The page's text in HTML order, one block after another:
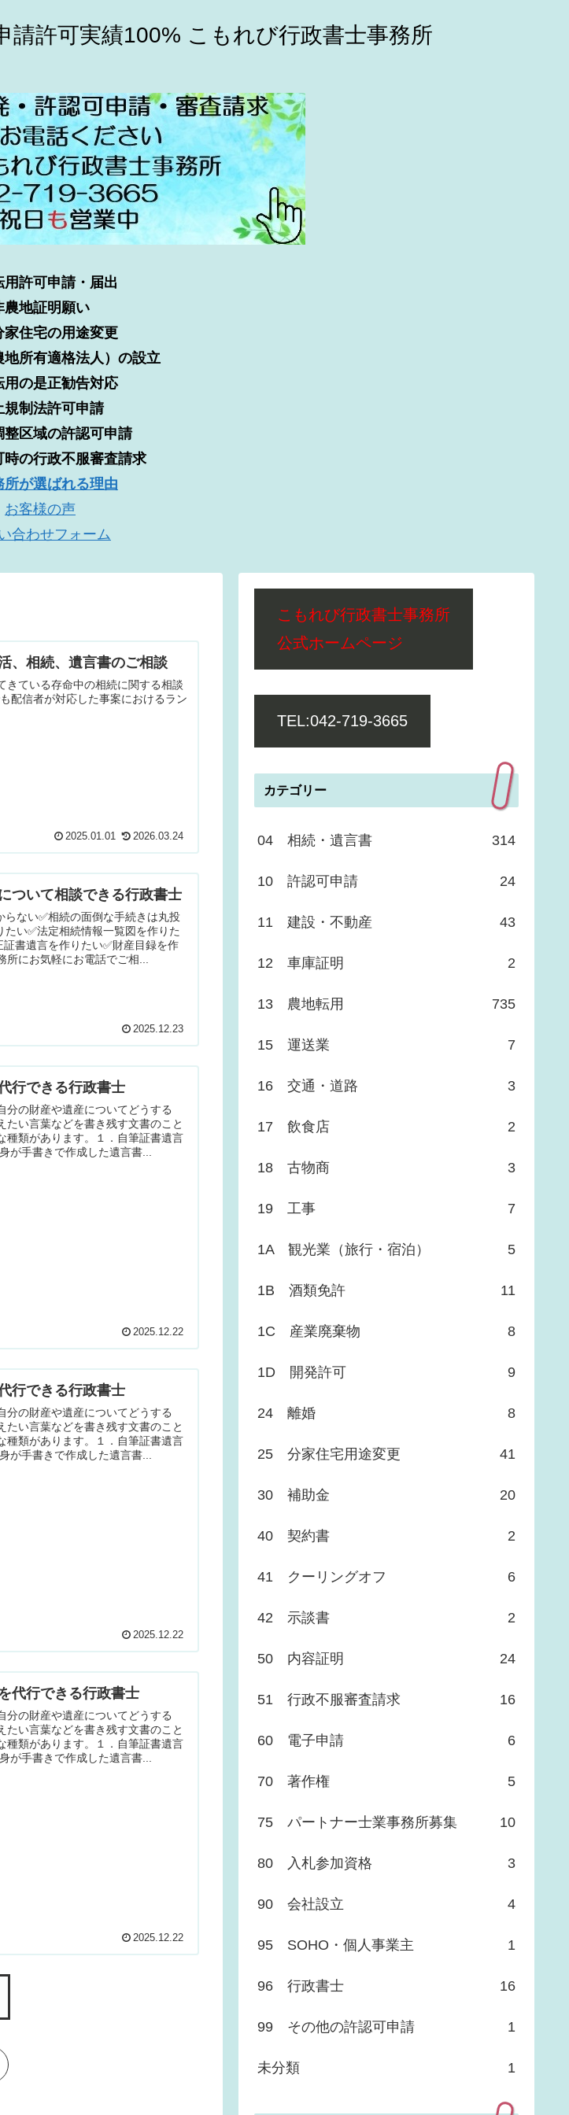
請許可実績100% こもれび行政書士事務所
用許可申請・届出
農地証明願い
家住宅の用途変更
地所有適格法人）の設立
用の是正勧告対応
規制法許可申請
整区域の許認可申請
時の行政不服審査請求
所が選ばれる理由
お客様の声
合わせフォーム
、相続、遺言書のご相談
きている存命中の相続に関する相談
配信者が対応した事案におけるラン
2025.01.01 2026.03.24
ついて相談できる行政書士
ない✅相続の面倒な手続きは丸投
い✅法定相続情報一覧図を作りた
書遺言を作りたい✅財産目録を作
にお気軽にお電話でご相...
2025.12.23
行できる行政書士
分の財産や遺産についてどうする
たい言葉などを書き残す文書のこと
種類があります。１．自筆証書遺言
が手書きで作成した遺言書...
2025.12.22
行できる行政書士
分の財産や遺産についてどうする
たい言葉などを書き残す文書のこと
種類があります。１．自筆証書遺言
が手書きで作成した遺言書...
2025.12.22
代行できる行政書士
分の財産や遺産についてどうする
たい言葉などを書き残す文書のこと
種類があります。１．自筆証書遺言
が手書きで作成した遺言書...
2025.12.22
こもれび行政書士事務所
公式ホームページ
TEL:042-719-3665
カテゴリー
04 相続・遺言書 314
10 許認可申請 24
11 建設・不動産 43
12 車庫証明 2
13 農地転用 735
15 運送業 7
16 交通・道路 3
17 飲食店 2
18 古物商 3
19 工事 7
1A 観光業（旅行・宿泊） 5
1B 酒類免許 11
1C 産業廃棄物 8
1D 開発許可 9
24 離婚 8
25 分家住宅用途変更 41
30 補助金 20
40 契約書 2
41 クーリングオフ 6
42 示談書 2
50 内容証明 24
51 行政不服審査請求 16
60 電子申請 6
70 著作権 5
75 パートナー士業事務所募集 10
80 入札参加資格 3
90 会社設立 4
95 SOHO・個人事業主 1
96 行政書士 16
99 その他の許認可申請 1
未分類 1